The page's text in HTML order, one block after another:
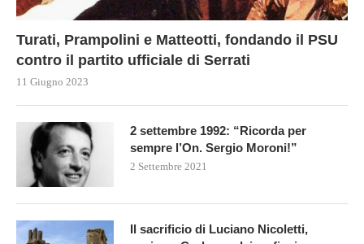
Turati, Prampolini e Matteotti, fondando il PSU
contro il partito ufficiale di Serrati
11 Giugno 2023
2 settembre 1992: “Ricorda per
sempre l’On. Sergio Moroni!”
2 Settembre 2021
Il sacrificio di Luciano Nicoletti,